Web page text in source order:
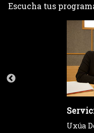
Escucha tus
Uxúa